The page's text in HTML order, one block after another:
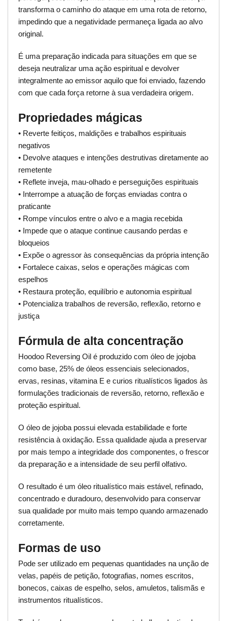
transforma o caminho do ataque em uma rota de retorno,
impedindo que a negatividade permaneça ligada ao alvo
original.
É uma preparação indicada para situações em que se
deseja neutralizar uma ação espiritual e devolver
integralmente ao emissor aquilo que foi enviado, fazendo
com que cada força retorne à sua verdadeira origem.
Propriedades mágicas
• Reverte feitiços, maldições e trabalhos espirituais
negativos
• Devolve ataques e intenções destrutivas diretamente ao
remetente
• Reflete inveja, mau-olhado e perseguições espirituais
• Interrompe a atuação de forças enviadas contra o
praticante
• Rompe vínculos entre o alvo e a magia recebida
• Impede que o ataque continue causando perdas e
bloqueios
• Expõe o agressor às consequências da própria intenção
• Fortalece caixas, selos e operações mágicas com
espelhos
• Restaura proteção, equilíbrio e autonomia espiritual
• Potencializa trabalhos de reversão, reflexão, retorno e
justiça
Fórmula de alta concentração
Hoodoo Reversing Oil é produzido com óleo de jojoba
como base, 25% de óleos essenciais selecionados,
ervas, resinas, vitamina E e curios ritualísticos ligados às
formulações tradicionais de reversão, retorno, reflexão e
proteção espiritual.
O óleo de jojoba possui elevada estabilidade e forte
resistência à oxidação. Essa qualidade ajuda a preservar
por mais tempo a integridade dos componentes, o frescor
da preparação e a intensidade de seu perfil olfativo.
O resultado é um óleo ritualístico mais estável, refinado,
concentrado e duradouro, desenvolvido para conservar
sua qualidade por muito mais tempo quando armazenado
corretamente.
Formas de uso
Pode ser utilizado em pequenas quantidades na unção de
velas, papéis de petição, fotografias, nomes escritos,
bonecos, caixas de espelho, selos, amuletos, talismãs e
instrumentos ritualísticos.